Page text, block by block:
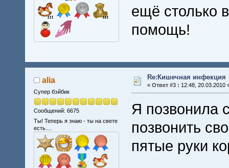
ещё столько
помощь!
alia
Супер бэйбик
Сообщений: 6675
Ты! Теперь я знаю - ты на свете
есть....
Re:Кишечная инфекция
« Ответ #3 : 12:48, 20.03.2010
Я позвонила
позвонить
пятые руки